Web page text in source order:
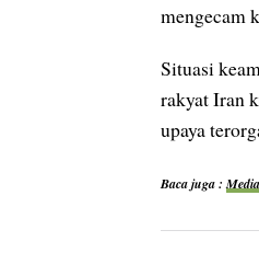
mengecam
Situasi
rakyat Iran
upaya
Baca juga :